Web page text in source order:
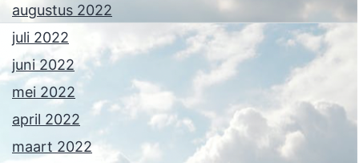
augustus 2022
juli 2022
juni 2022
mei 2022
april 2022
maart 2022